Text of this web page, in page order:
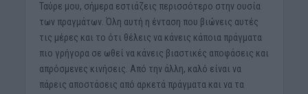
Ταύρε μου, σήμερα εστιάζεις περισσότερο στην ουσία
των πραγμάτων. Όλη αυτή η ένταση που βιώνεις αυτές
τις μέρες και το ότι θέλεις να κάνεις κάποια πράγματα
πιο γρήγορα σε ωθεί να κάνεις βιαστικές αποφάσεις και
απρόσμενες κινήσεις. Από την άλλη, καλό είναι να
πάρεις αποστάσεις από αρκετά πράγματα και να τα